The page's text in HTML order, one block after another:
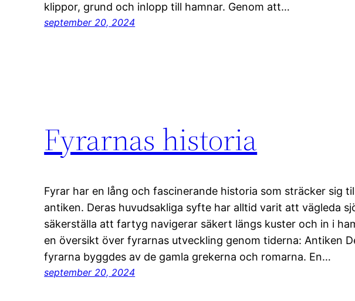
klippor, grund och inlopp till hamnar. Genom att…
september 20, 2024
Fyrarnas historia
Fyrar har en lång och fascinerande historia som sträcker sig
antiken. Deras huvudsakliga syfte har alltid varit att vägleda
säkerställa att fartyg navigerar säkert längs kuster och in i
en översikt över fyrarnas utveckling genom tiderna: Antiken
fyrarna byggdes av de gamla grekerna och romarna. En…
september 20, 2024